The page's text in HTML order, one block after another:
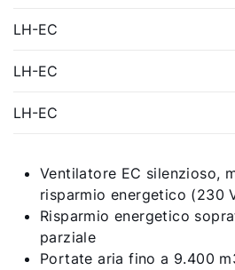
LH-EC
LH-EC
LH-EC
Ventilatore EC silenzioso,
risparmio energetico (230
Risparmio energetico
parziale
Portate aria fino a 9.400